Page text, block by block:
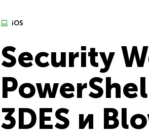
iOS
Security
3DES и